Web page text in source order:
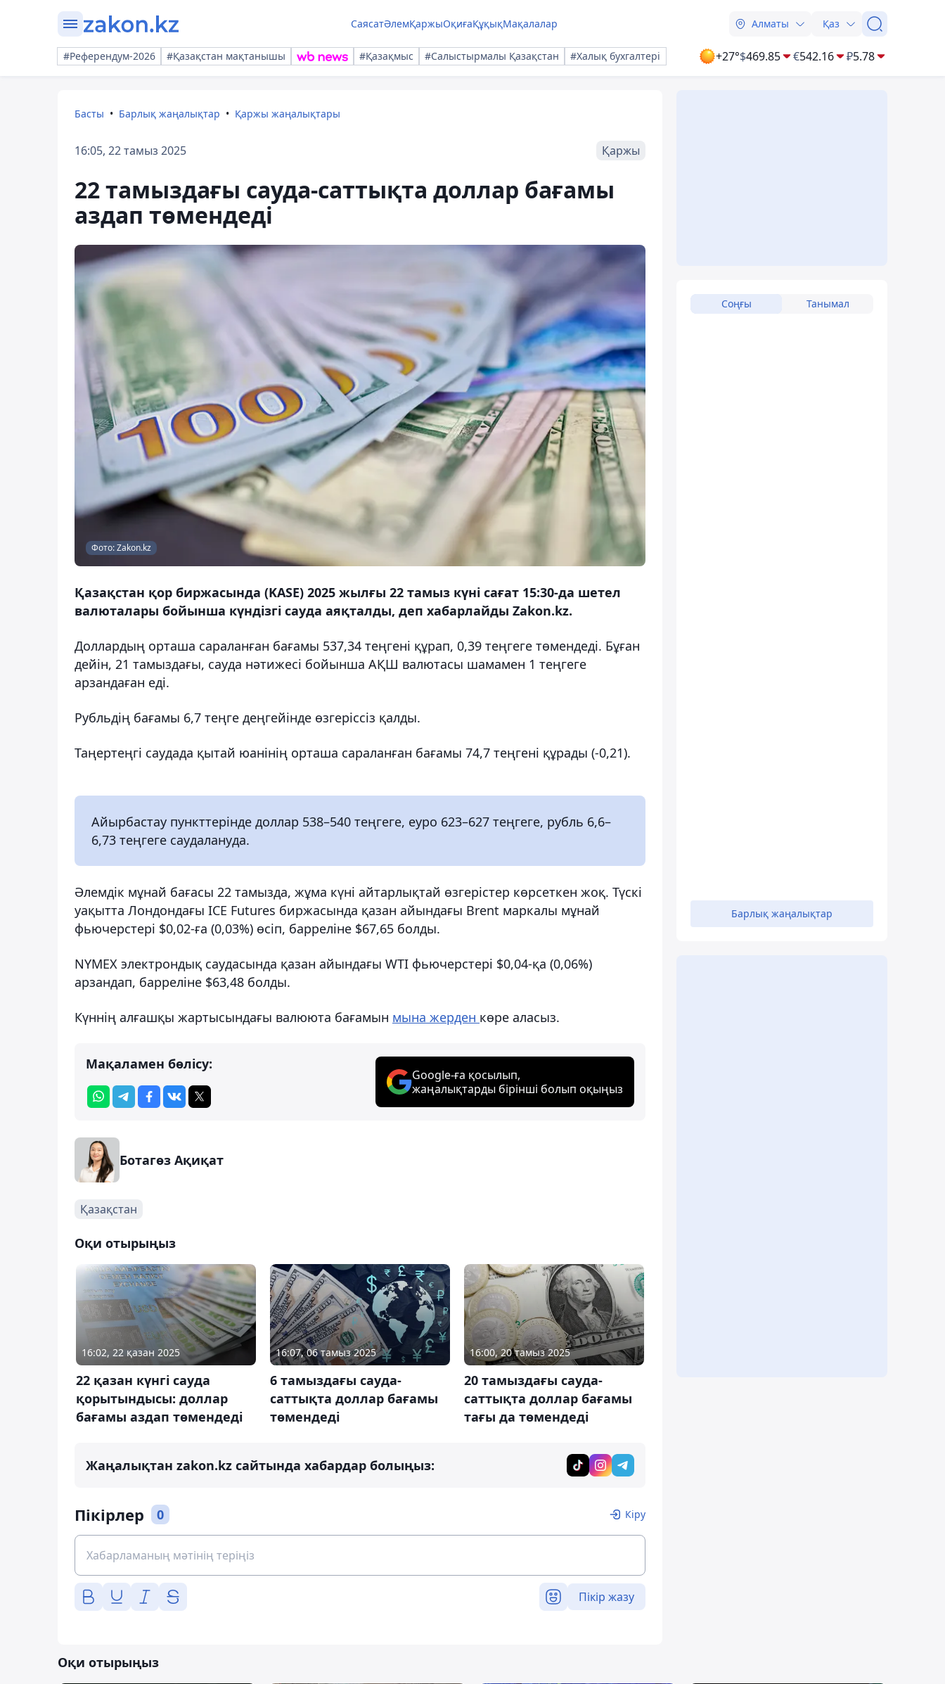
СаясатӘлемҚаржыОқиғаҚұқықМақалалар Алматы Қаз
#Референдум-2026 #Қазақстан мақтанышы #Қазақмыс #Салыстырмалы Қазақстан #Халық бухгалтері +27°$469.85 €542.16 ₽5.78
Басты Барлық жаңалықтар Қаржы жаңалықтары
16:05, 22 тамыз 2025 Қаржы
22 тамыздағы сауда-саттықта доллар бағамы
аздап төмендеді
Фото: Zakon.kz
Қазақстан қор биржасында (KASE) 2025 жылғы 22 тамыз күні сағат 15:30-да шетел
валюталары бойынша күндізгі сауда аяқталды, деп хабарлайды Zakon.kz.
Доллардың орташа сараланған бағамы 537,34 теңгені құрап, 0,39 теңгеге төмендеді. Бұған
дейін, 21 тамыздағы, сауда нәтижесі бойынша АҚШ валютасы шамамен 1 теңгеге
арзандаған еді.
Рубльдің бағамы 6,7 теңге деңгейінде өзгеріссіз қалды.
Таңертеңгі саудада қытай юанінің орташа сараланған бағамы 74,7 теңгені құрады (-0,21).
Айырбастау пункттерінде доллар 538–540 теңгеге, еуро 623–627 теңгеге, рубль 6,6–
6,73 теңгеге саудалануда.
Әлемдік мұнай бағасы 22 тамызда, жұма күні айтарлықтай өзгерістер көрсеткен жоқ. Түскі
уақытта Лондондағы ICE Futures биржасында қазан айындағы Brent маркалы мұнай
фьючерстері $0,02-ға (0,03%) өсіп, барреліне $67,65 болды.
NYMEX электрондық саудасында қазан айындағы WTI фьючерстері $0,04-қа (0,06%)
арзандап, барреліне $63,48 болды.
Күннің алғашқы жартысындағы валююта бағамын мына жерден көре аласыз.
Мақаламен бөлісу:
Google-ға қосылып,
жаңалықтарды бірінші болып оқыңыз
Ботагөз Ақиқат
Қазақстан
Оқи отырыңыз
16:02, 22 қазан 2025
22 қазан күнгі сауда
қорытындысы: доллар
бағамы аздап төмендеді
16:07, 06 тамыз 2025
6 тамыздағы сауда-
саттықта доллар бағамы
төмендеді
16:00, 20 тамыз 2025
20 тамыздағы сауда-
саттықта доллар бағамы
тағы да төмендеді
Жаңалықтан zakon.kz сайтында хабардар болыңыз:
Пікірлер 0 Кіру
Пікір жазу
Соңғы Танымал
Барлық жаңалықтар
Оқи отырыңыз